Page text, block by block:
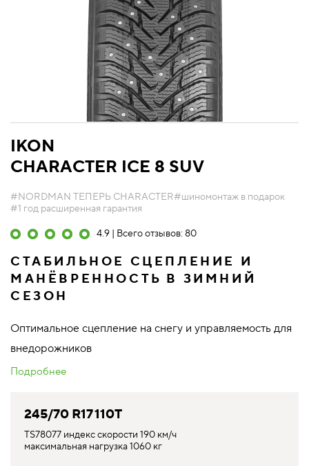
IKON
CHARACTER ICE 8 SUV
#NORDMAN ТЕПЕРЬ CHARACTER#шиномонтаж в подарок
#1 год расширенная гарантия
4.9 | Всего отзывов: 80
СТАБИЛЬНОЕ СЦЕПЛЕНИЕ И
МАНЁВРЕННОСТЬ В ЗИМНИЙ
СЕЗОН
Оптимальное сцепление на снегу и управляемость для
внедорожников
Подробнее
245/70 R17 110T
TS78077 индекс скорости 190 км/ч
максимальная нагрузка 1060 кг